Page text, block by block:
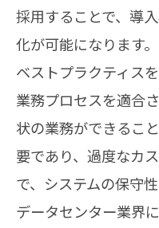
採用することで、導
化が可能になります
ベストプラクティス
業務プロセスを適合
状の業務ができるこ
要であり、過度なカ
で、システムの保守
データセンター業界